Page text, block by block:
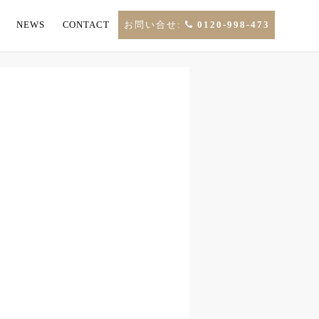
NEWS CONTACT お問い合せ: 0120-998-473